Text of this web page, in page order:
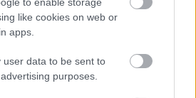
like cookies on web or
apps.
user data to be sent to
purposes.